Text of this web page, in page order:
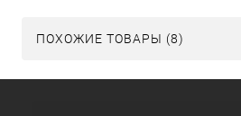
ПОХОЖИЕ ТОВАРЫ (8)